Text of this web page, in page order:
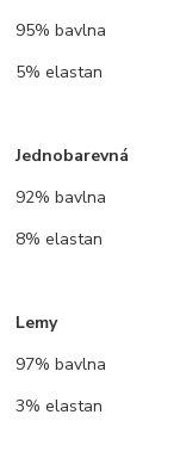
95% bavlna
5% elastan
Jednobarevná
92% bavlna
8% elastan
Lemy
97% bavlna
3% elastan